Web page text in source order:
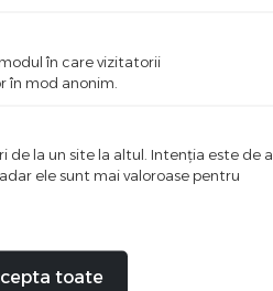
în care vizitatorii
în mod anonim.
la un site la altul. Intenţia este de a
ele sunt mai valoroase pentru
toate